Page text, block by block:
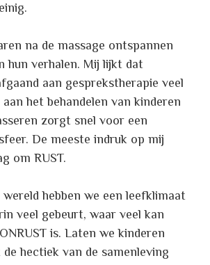
na de massage ontspannen
hun verhalen. Mij lijkt dat
aan gesprekstherapie veel
het behandelen van kinderen
zorgt snel voor een
De meeste indruk op mij
om RUST.
wereld hebben we een leefklimaat
veel gebeurt, waar veel kan
is. Laten we kinderen
hectiek van de samenleving